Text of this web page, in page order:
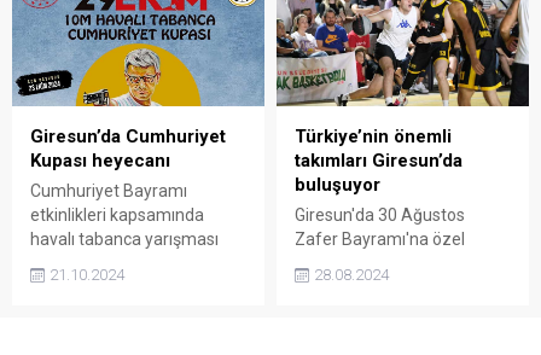
gerçekleştirildi. Üç gün süren
organizasyon, coşkulu bir
atmosferde sona erdi.
Giresun’da Cumhuriyet
Kupası heyecanı
Cumhuriyet Bayramı
etkinlikleri kapsamında
havalı tabanca yarışması
21.10.2024
Türkiye’nin önemli
takımları Giresun’da
buluşuyor
Giresun'da 30 Ağustos
Zafer Bayramı'na özel
28.08.2024